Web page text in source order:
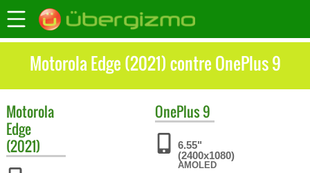
Motorola Edge (2021) contre OnePlus 9
Motorola
Edge
(2021)
OnePlus9
6.55"
(2400x1080)
AMOLED